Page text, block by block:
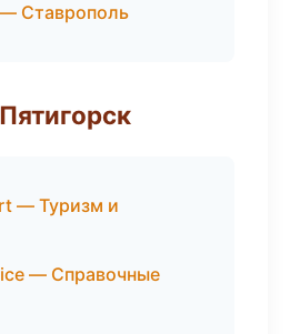
Ставрополь
— Туризм и
— Справочные